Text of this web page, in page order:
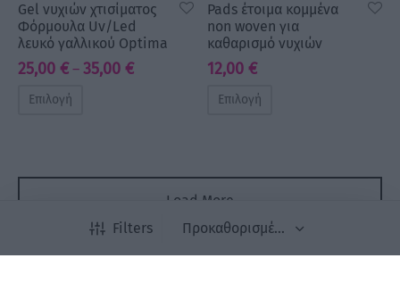
Filters
Gel νυχιών χτισίματος
Φόρμουλα Uv/Led
λευκό γαλλικού Optima
25,00 € – 35,00 €Price
Επιλογή
Pads έτοιμα κομμένα
non woven για
καθαρισμό νυχιών
12,00 €
Επιλογή
Load More